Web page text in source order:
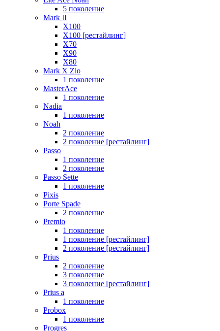
5 поколение
Mark II
X100
X100 [рестайлинг]
X70
X90
Х80
Mark X Zio
1 поколение
MasterAce
1 поколение
Nadia
1 поколение
Noah
2 поколение
2 поколение [рестайлинг]
Passo
1 поколение
2 поколение
Passo Sette
1 поколение
Pixis
Porte Spade
2 поколение
Premio
1 поколение
1 поколение [рестайлинг]
2 поколение [рестайлинг]
Prius
2 поколение
3 поколение
3 поколение [рестайлинг]
Prius a
1 поколение
Probox
1 поколение
Progres